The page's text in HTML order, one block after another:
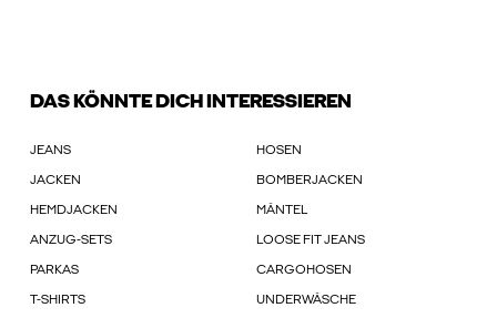
DAS KÖNNTE DICH INTERESSIEREN
JEANS HOSEN
JACKEN BOMBERJACKEN
HEMDJACKEN MÄNTEL
ANZUG-SETS LOOSE FIT JEANS
PARKAS CARGOHOSEN
T-SHIRTS UNDERWÄSCHE